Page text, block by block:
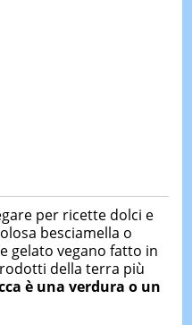
per ricette dolci e
besciamella o
gelato vegano fatto in
della terra più
è una verdura o un